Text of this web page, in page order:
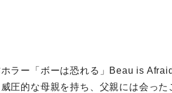
ラー「ボーは恐れる」Beau is
圧的な母親を持ち、父親には会っ